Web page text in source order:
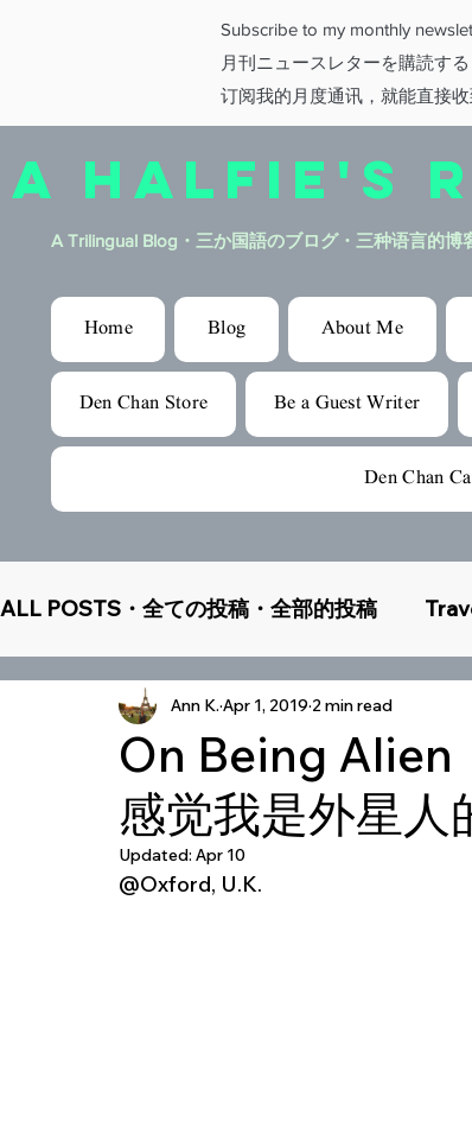
Subscribe to my monthly
月刊ニュースレターを購読す
订阅我的月度通讯，就能直接
Home Blog About Me
Den Chan Store Be a Guest Writer
Den Chan
A Trilingual Blog​・三か国語のブログ・三种语言的博
A HALFIE'S
ALL POSTS・全ての投稿・全部的投稿
Study Abroad Guest Posts
On Being Alien
感觉我是外星人
Ann K. Apr 1, 2019 2 min read
Updated: Apr 10
@Oxford, U.K.